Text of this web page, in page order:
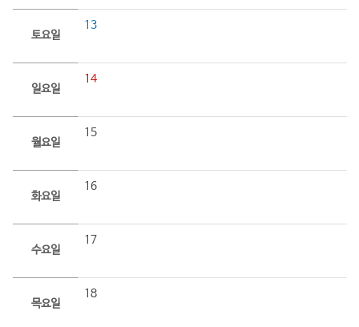
토요일
13
일요일
14
월요일
15
화요일
16
수요일
17
목요일
18